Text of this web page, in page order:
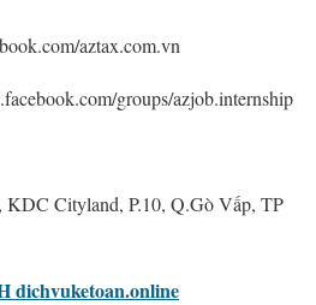
aztax.com.vn
groups/azjob.internship
Cityland, P.10, Q.Gò Vấp, TP
dichvuketoan.online